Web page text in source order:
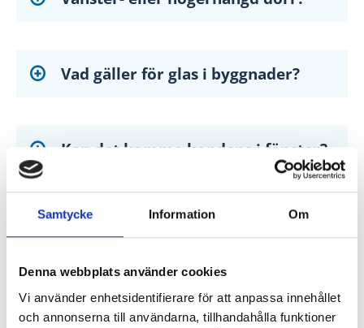
Samtycke Information Om
Denna webbplats använder cookies
Vi använder enhetsidentifierare för att anpassa innehållet
och annonserna till användarna, tillhandahålla funktioner
Vad gäller för glas i byggnader?
Kan det komma kondens i fönster?